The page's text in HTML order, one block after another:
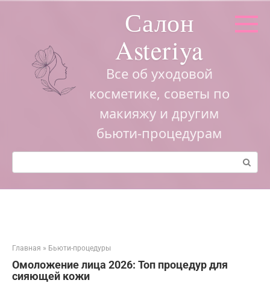
Салон
Asteriya
Все об уходовой
косметике, советы по
макияжу и другим
бьюти-процедурам
Поиск:
Главная » Бьюти-процедуры
Омоложение лица 2026: Топ процедур для
сияющей кожи